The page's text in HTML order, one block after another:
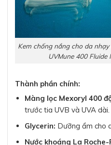
Kem chống nắng cho da
UVMune 400 Fluide
Thành phần chính:
Màng lọc Mexoryl 400
trước tia UVB và UVA dài.
Glycerin: Dưỡng ẩm cho
Nước khoáng La